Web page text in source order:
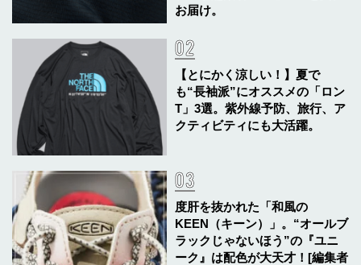
お届け。
【とにかく涼しい！】夏で
も“長袖派”にオススメの「ロン
T」3選。紫外線予防、旅行、ア
クティビティにも大活躍。
度肝を抜かれた「和風の
KEEN（キーン）」。“オールブ
ラックじゃないほう”の『ユニ
ーク』は配色が大天才！[編集者